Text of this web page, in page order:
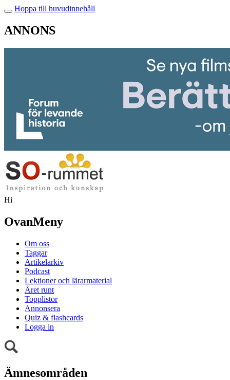
Hoppa till huvudinnehåll
ANNONS
Hi
OvanMeny
Om oss
Taggar
Artikelarkiv
Podcast
Lektioner och lärarmaterial
Året runt
Topplistor
Annonsera
Quiz & flashcards
Logga in
Ämnesområden